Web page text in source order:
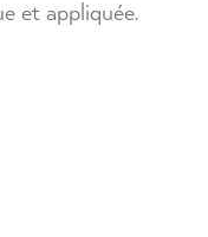
et appliquée.